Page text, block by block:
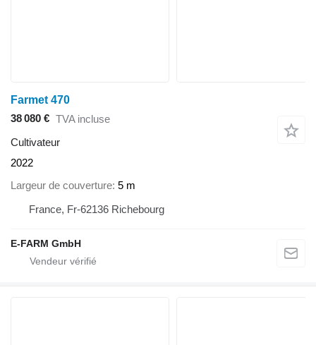
Farmet 470
38 080 € TVA incluse
Cultivateur
2022
Largeur de couverture 5 m
France, Fr-62136 Richebourg
E-FARM GmbH